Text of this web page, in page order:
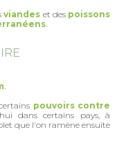
viandes et des poissons
.
.
pouvoirs contre
dans certains pays, à
que l'on ramène ensuite